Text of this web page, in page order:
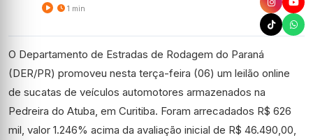
1 min
O Departamento de Estradas de Rodagem do Paraná
(DER/PR) promoveu nesta terça-feira (06) um leilão online
de sucatas de veículos automotores armazenados na
Pedreira do Atuba, em Curitiba. Foram arrecadados R$ 626
mil, valor 1.246% acima da avaliação inicial de R$ 46.490,00,